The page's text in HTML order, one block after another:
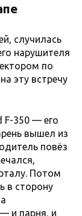
случилась
нарушителя
по
эту встречу
F-350 — его
вышел из
повёз
Потом
в сторону
и парня, и